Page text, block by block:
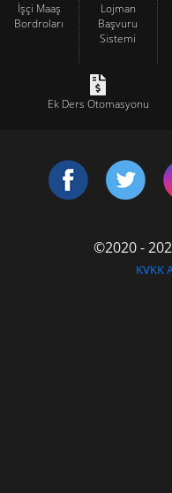
İşçi Maaş
Bordroları
Lojman
Başvuru
Sistemi
Ek Ders Otomasyonu
©2020 -
KVKK